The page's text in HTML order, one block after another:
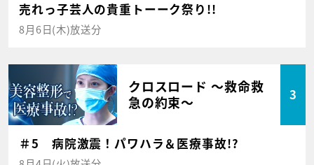
売れっ子芸人の貴重トーーク祭り!!
8月6日(木)放送分
クロスロード ～救命救
急の約束～
3
＃5 病院激震！パワハラ＆医療事故!?